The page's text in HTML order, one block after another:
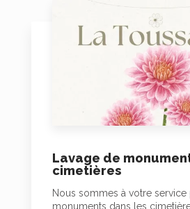
Lavage de
cimetières
Nous sommes à votre
monuments dans les